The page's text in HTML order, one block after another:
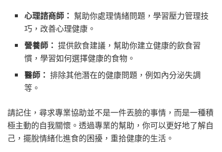
心理諮商師： 幫助你處理情緒問題，學習壓力管理技
巧，改善心理健康。
營養師： 提供飲食建議，幫助你建立健康的飲食習
慣，學習如何選擇健康的食物。
醫師： 排除其他潛在的健康問題，例如內分泌失調
等。
請記住，尋求專業協助並不是一件丟臉的事情，而是一種積
極主動的自我關懷。透過專業的幫助，你可以更好地了解自
己，擺脫情緒化進食的困擾，重拾健康的生活。